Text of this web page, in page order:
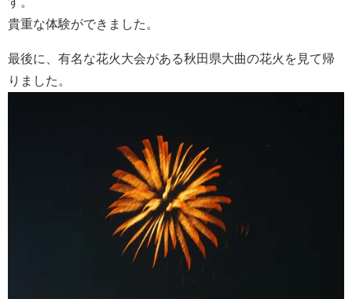
貴重な体験ができました。
最後に、有名な花火大会がある秋田県大曲の花火を見て帰
りました。